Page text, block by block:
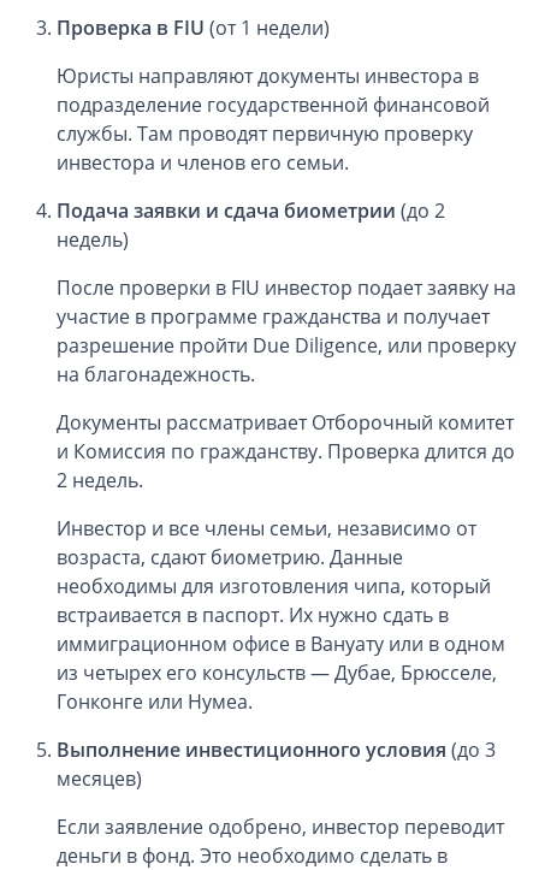
Проверка в FIU (от 1 недели)
Юристы направляют документы инвестора в
подразделение государственной финансовой
службы. Там проводят первичную проверку
инвестора и членов его семьи.
Подача заявки и сдача биометрии (до 2
недель)
После проверки в FIU инвестор подает заявку на
участие в программе гражданства и получает
разрешение пройти Due Diligence, или проверку
на благонадежность.
Документы рассматривает Отборочный комитет
и Комиссия по гражданству. Проверка длится до
2 недель.
Инвестор и все члены семьи, независимо от
возраста, сдают биометрию. Данные
необходимы для изготовления чипа, который
встраивается в паспорт. Их нужно сдать в
иммиграционном офисе в Вануату или в одном
из четырех его консульств — Дубае, Брюсселе,
Гонконге или Нумеа.
Выполнение инвестиционного условия (до 3
месяцев)
Если заявление одобрено, инвестор переводит
деньги в фонд. Это необходимо сделать в